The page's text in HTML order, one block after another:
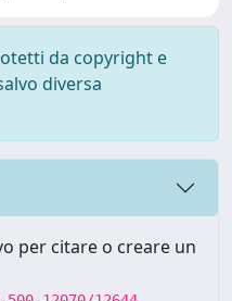
da copyright e
diversa
per citare o creare un